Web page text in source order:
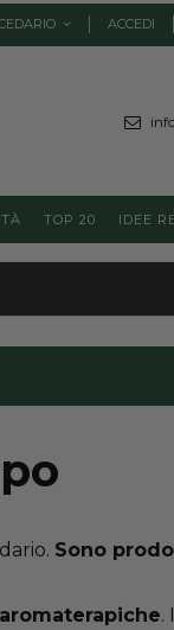
ACCEDI
TOP 20 IDEE
Sono
aromaterapiche.